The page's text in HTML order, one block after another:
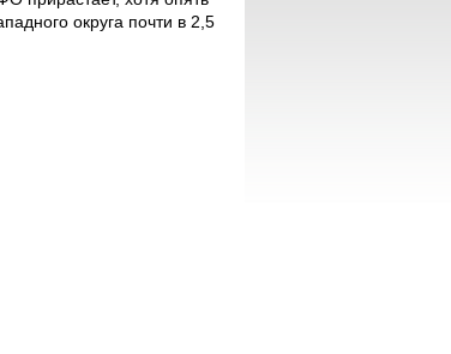
округа почти в 2,5